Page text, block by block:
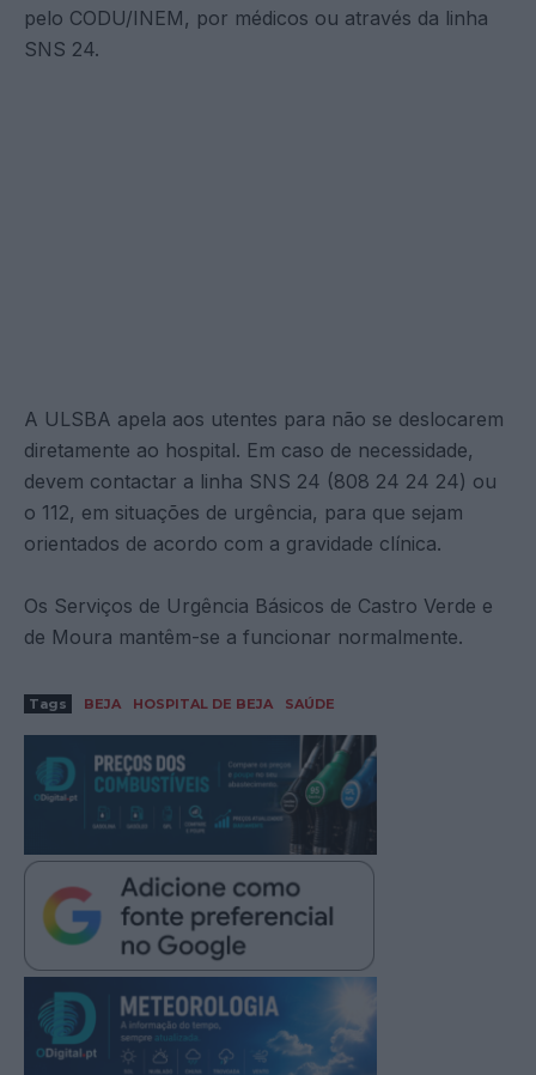
pelo CODU/INEM, por médicos ou através da linha
SNS 24.
A ULSBA apela aos utentes para não se deslocarem
diretamente ao hospital. Em caso de necessidade,
devem contactar a linha SNS 24 (808 24 24 24) ou
o 112, em situações de urgência, para que sejam
orientados de acordo com a gravidade clínica.
Os Serviços de Urgência Básicos de Castro Verde e
de Moura mantêm-se a funcionar normalmente.
Tags BEJA HOSPITAL DE BEJA SAÚDE